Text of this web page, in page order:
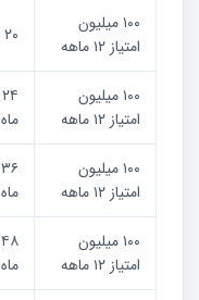
۱۰۰ میلیون
امتیاز ۱۲ ماهه
۲۰ ماه
۱۰۰ میلیون
امتیاز ۱۲ ماهه
۲۴
ماه
۱۰۰ میلیون
امتیاز ۱۲ ماهه
۳۶
ماه
۱۰۰ میلیون
امتیاز ۱۲ ماهه
۴۸
ماه